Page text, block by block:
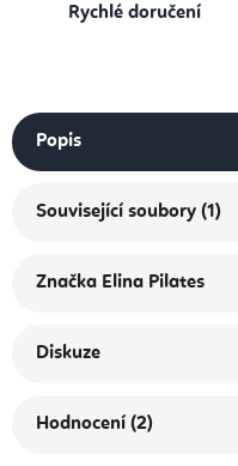
Rychlé doručení
Popis
Související soubory (1)
Značka Elina Pilates
Diskuze
Hodnocení (2)